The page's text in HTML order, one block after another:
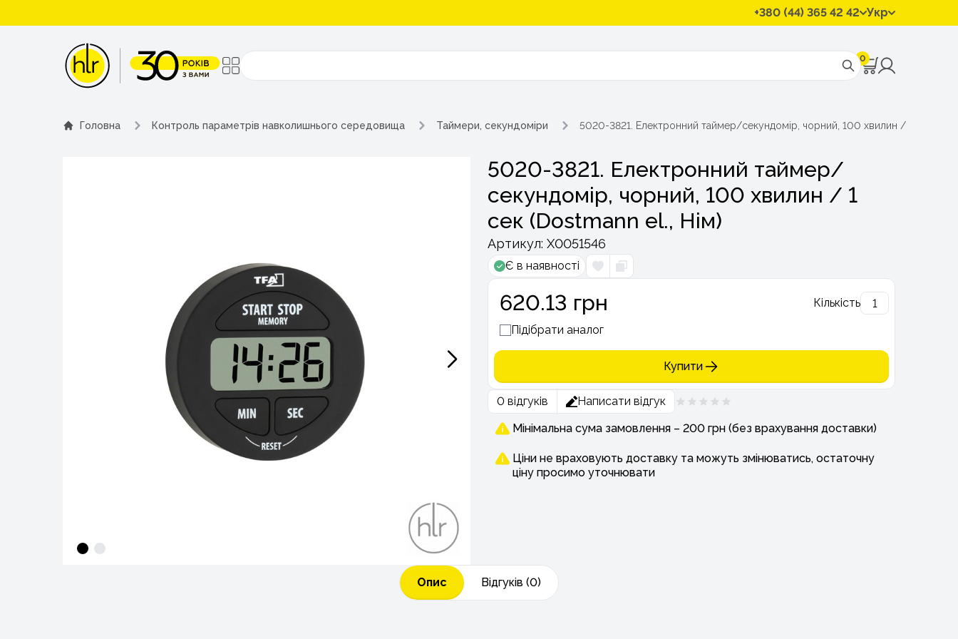
+380 (44) 365 42 42 Укр
0
Поиск
Головна Контроль параметрів навколишнього середовища Таймери, секундоміри 5020-3821. Електронний таймер/секундомір, чорний, 100 хвилин / 1 сек
5020-3821. Електронний таймер/
секундомір, чорний, 100 хвилин / 1
сек (Dostmann el., Нім)
Артикул: Х0051546
Є в наявності
620.13 грн
Кількість
Підібрати аналог
Купити
0 відгуків
Написати відгук
Мінімальна сума замовлення – 200 грн (без врахування доставки)
Ціни не враховують доставку та можуть змінюватись, остаточну
ціну просимо уточнювати
Опис Відгуків (0)